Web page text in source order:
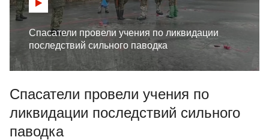
Спасатели провели учения по ликвидации
последствий сильного паводка
Спасатели провели учения по
ликвидации последствий сильного
паводка